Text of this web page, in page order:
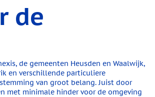
de
de gemeenten Heusden en Waalwijk,
en verschillende particuliere
van groot belang. Juist door
met minimale hinder voor de omgeving